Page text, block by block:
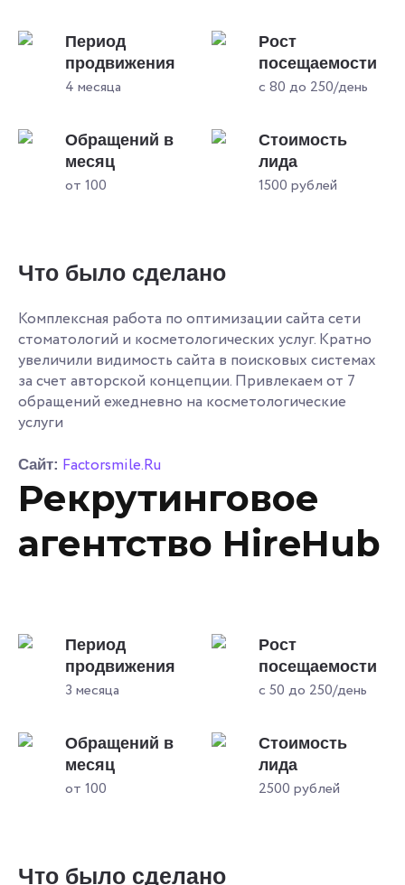
Период
продвижения
4 месяца
Рост
посещаемости
с 80 до 250/день
Обращений в
месяц
от 100
Стоимость
лида
1500 рублей
Что было сделано
Комплексная работа по оптимизации сайта сети
стоматологий и косметологических услуг. Кратно
увеличили видимость сайта в поисковых системах
за счет авторской концепции. Привлекаем от 7
обращений ежедневно на косметологические
услуги
Сайт: Factorsmile.Ru
Рекрутинговое
агентство HireHub
Период
продвижения
3 месяца
Рост
посещаемости
с 50 до 250/день
Обращений в
месяц
от 100
Стоимость
лида
2500 рублей
Что было сделано